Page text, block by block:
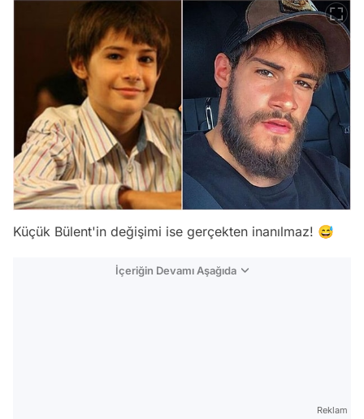
Küçük Bülent'in değişimi ise gerçekten inanılmaz! 😅
İçeriğin Devamı Aşağıda
Reklam